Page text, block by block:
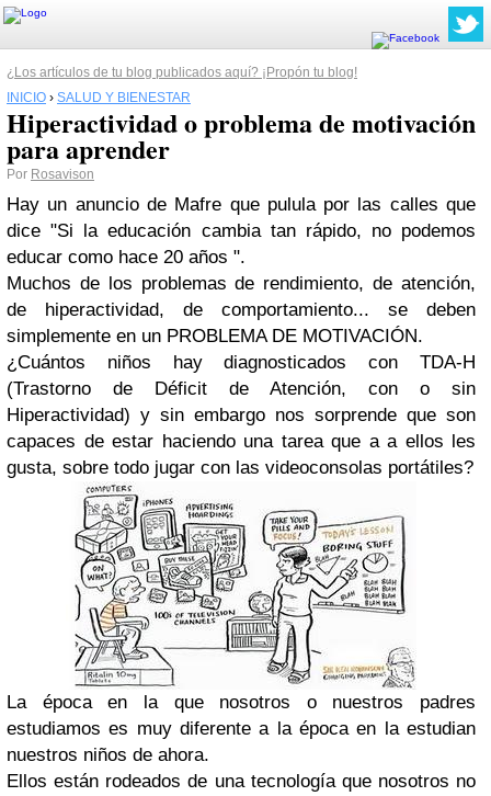
¿Los artículos de tu blog publicados aquí? ¡Propón tu blog!
INICIO › SALUD Y BIENESTAR
Hiperactividad o problema de motivación
para aprender
Por Rosavison
Hay un anuncio de Mafre que pulula por las calles que
dice "Si la educación cambia tan rápido, no podemos
educar como hace 20 años ".
Muchos de los problemas de rendimiento, de atención,
de hiperactividad, de comportamiento... se deben
simplemente en un PROBLEMA DE MOTIVACIÓN.
¿Cuántos niños hay diagnosticados con TDA-H
(Trastorno de Déficit de Atención, con o sin
Hiperactividad) y sin embargo nos sorprende que son
capaces de estar haciendo una tarea que a a ellos les
gusta, sobre todo jugar con las videoconsolas portátiles?
La época en la que nosotros o nuestros padres
estudiamos es muy diferente a la época en la estudian
nuestros niños de ahora.
Ellos están rodeados de una tecnología que nosotros no